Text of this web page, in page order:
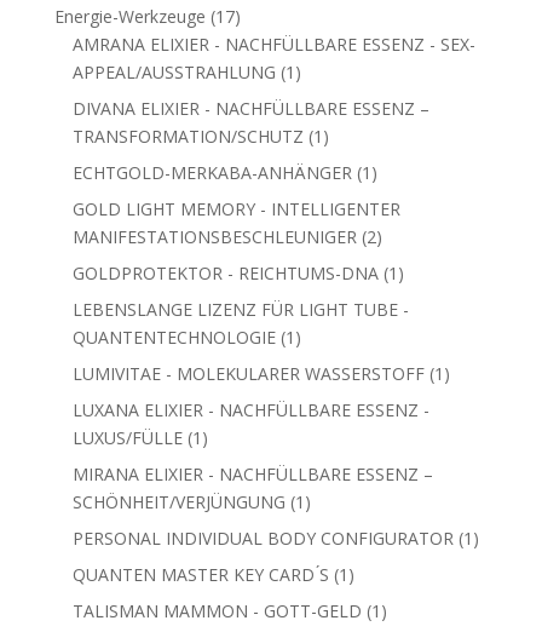
Energie-Werkzeuge 1717
Produkte
AMRANA ELIXIER - NACHFÜLLBARE ESSENZ - SEX-
APPEAL/AUSSTRAHLUNG 1 1
Produkt
DIVANA ELIXIER - NACHFÜLLBARE ESSENZ –
TRANSFORMATION/SCHUTZ 1 1
Produkt
ECHTGOLD-MERKABA-ANHÄNGER 1 1
Produkt
GOLD LIGHT MEMORY - INTELLIGENTER
MANIFESTATIONSBESCHLEUNIGER 22
Produkte
GOLDPROTEKTOR - REICHTUMS-DNA 1 1
Produkt
LEBENSLANGE LIZENZ FÜR LIGHT TUBE -
QUANTENTECHNOLOGIE 1 1
Produkt
LUMIVITAE - MOLEKULARER WASSERSTOFF 1 1
LUXANA ELIXIER - NACHFÜLLBARE ESSENZ -
LUXUS/FÜLLE 1 1
Produkt
MIRANA ELIXIER - NACHFÜLLBARE ESSENZ –
SCHÖNHEIT/VERJÜNGUNG 1 1
Produkt
PERSONAL INDIVIDUAL BODY CONFIGURATOR 1 1
QUANTEN MASTER KEY CARD ́S 1 1
Produkt
TALISMAN MAMMON - GOTT-GELD 1 1